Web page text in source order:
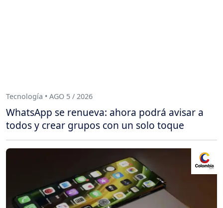
Tecnología • AGO 5 / 2026
WhatsApp se renueva: ahora podrá avisar a
todos y crear grupos con un solo toque